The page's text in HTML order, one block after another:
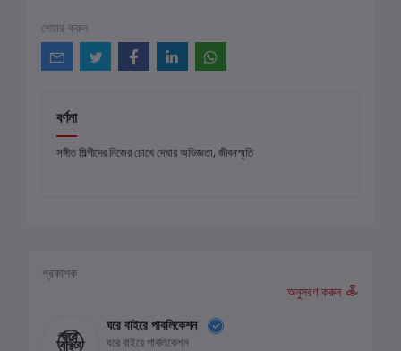
শেয়ার করুন
বর্ণনা
সঙ্গীত শিল্পীদের নিজের চোখে দেখার অভিজ্ঞতা, জীবনস্মৃতি
প্রকাশক
অনুসরণ করুন
ঘরে বাইরে পাবলিকেশন
ঘরে বাইরে পাবলিকেশন